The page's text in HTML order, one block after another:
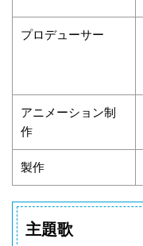
プロデューサー
アニメーション制
作
製作
主題歌